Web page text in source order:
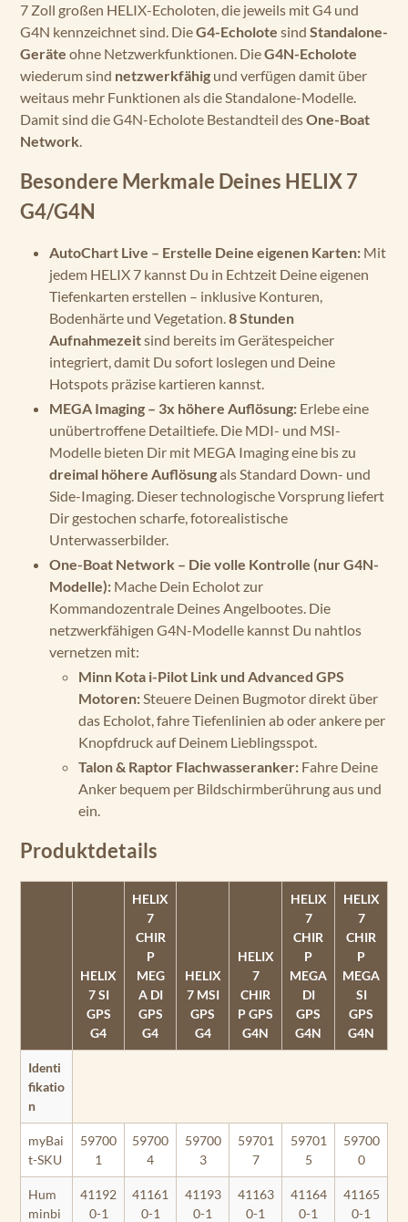
7 Zoll großen HELIX-Echoloten, die jeweils mit G4 und
G4N kennzeichnet sind. DieG4-Echolote sind Standalone-
Geräte ohne Netzwerkfunktionen. DieG4N-Echolote
wiederum sind netzwerkfähig und verfügen damit über
weitaus mehr Funktionen als die Standalone-Modelle.
Damit sind die G4N-Echolote Bestandteil desOne-Boat
Network.
Besondere Merkmale Deines HELIX 7
G4/G4N
AutoChart Live – Erstelle Deine eigenen Karten: Mit
jedem HELIX 7 kannst Du in Echtzeit Deine eigenen
Tiefenkarten erstellen – inklusive Konturen,
Bodenhärte und Vegetation.8 Stunden
Aufnahmezeitsind bereits im Gerätespeicher
integriert, damit Du sofort loslegen und Deine
Hotspots präzise kartieren kannst.
MEGA Imaging – 3x höhere Auflösung: Erlebe eine
unübertroffene Detailtiefe. Die MDI- und MSI-
Modelle bieten Dir mit MEGA Imaging eine bis zu
dreimal höhere Auflösungals Standard Down- und
Side-Imaging. Dieser technologische Vorsprung liefert
Dir gestochen scharfe, fotorealistische
Unterwasserbilder.
One-Boat Network – Die volle Kontrolle (nur G4N-
Modelle): Mache Dein Echolot zur
Kommandozentrale Deines Angelbootes. Die
netzwerkfähigen G4N-Modelle kannst Du nahtlos
vernetzen mit:
Minn Kota i-Pilot Link und Advanced GPS
Motoren:Steuere Deinen Bugmotor direkt über
das Echolot, fahre Tiefenlinien ab oder ankere per
Knopfdruck auf Deinem Lieblingsspot.
Talon & Raptor Flachwasseranker: Fahre Deine
Anker bequem per Bildschirmberührung aus und
ein.
Produktdetails
HELIX
7 SI
GPS
G4
HELIX
7
CHIR
P
MEG
A DI
GPS
G4
HELIX
7 MSI
GPS
G4
HELIX
7
CHIR
P GPS
G4N
HELIX
7
CHIR
P
MEGA
DI
GPS
G4N
HELIX
7
CHIR
P
MEGA
SI
GPS
G4N
Identi
fikatio
n
myBai
t-SKU
59700
1
59700
4
59700
3
59701
7
59701
5
59700
0
Hum
minbi
41192
0-1
41161
0-1
41193
0-1
41163
0-1
41164
0-1
41165
0-1